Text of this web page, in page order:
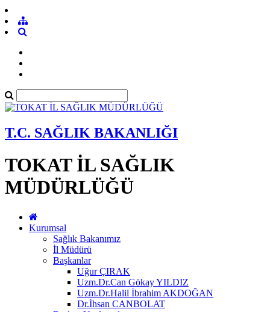
T.C. SAĞLIK BAKANLIĞI
TOKAT İL SAĞLIK
MÜDÜRLÜĞÜ
Kurumsal
Sağlık Bakanımız
İl Müdürü
Başkanlar
Uğur ÇIRAK
Uzm.Dr.Can Gökay YILDIZ
Uzm.Dr.Halil İbrahim AKDOĞAN
Dr.İhsan CANBOLAT